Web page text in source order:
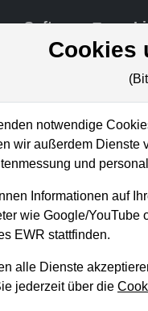
Software
Aktien
Cookies
notwendige
wir außerdem Dienste
und
Informationen auf
wie Google/YouTube
EWR stattfinden.
alle Dienste
jederzeit über die